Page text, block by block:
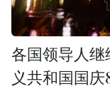
各国领导人
义共和国国